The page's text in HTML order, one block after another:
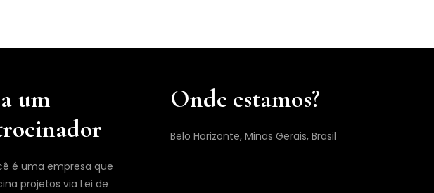
um
é uma empresa que
projetos via Lei de
Onde estamos?
Belo Horizonte, Minas Gerais, Brasil